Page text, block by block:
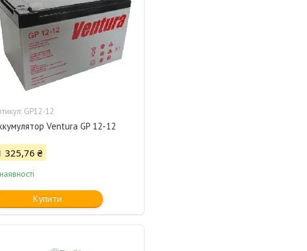
GP12-12
Ventura GP 12-12
325,76 ₴
Купити